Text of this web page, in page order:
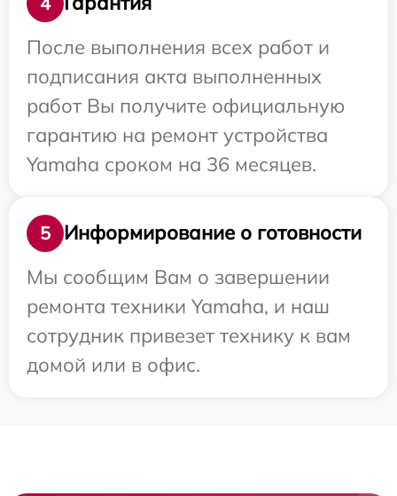
После выполнения всех работ и
подписания акта выполненных
работ Вы получите официальную
гарантию на ремонт устройства
Yamaha сроком на 36 месяцев.
5
Информирование о готовности
Мы сообщим Вам о завершении
ремонта техники Yamaha, и наш
сотрудник привезет технику к вам
домой или в офис.